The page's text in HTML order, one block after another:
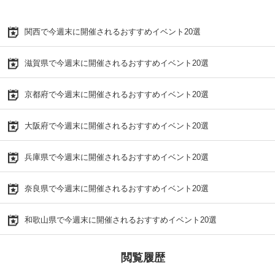
関西で今週末に開催されるおすすめイベント20選
滋賀県で今週末に開催されるおすすめイベント20選
京都府で今週末に開催されるおすすめイベント20選
大阪府で今週末に開催されるおすすめイベント20選
兵庫県で今週末に開催されるおすすめイベント20選
奈良県で今週末に開催されるおすすめイベント20選
和歌山県で今週末に開催されるおすすめイベント20選
閲覧履歴